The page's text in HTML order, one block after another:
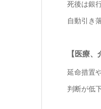
死後は銀
自動引き
【医療、
延命措置
判断が低